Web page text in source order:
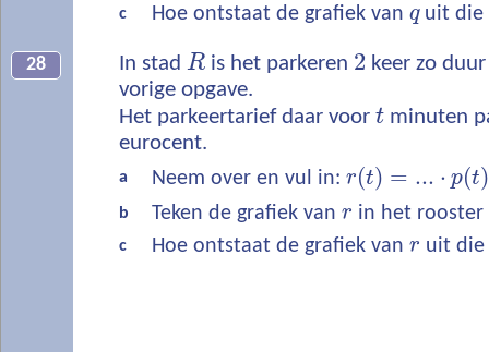
c Hoe ontstaat de grafiek van quit die
28 In stad R is het parkeren 2 keer zo
vorige opgave.
Het parkeertarief daar voor t minuten
eurocent.
a Neem over en vul in: r(t) = ... ⋅ p(t)
b Teken de grafiek van r in het rooster
c Hoe ontstaat de grafiek van r uit